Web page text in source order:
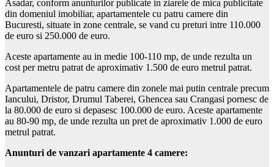
Asadar, conform anunturilor publicate in ziarele de mica publicitate
din domeniul imobiliar, apartamentele cu patru camere din
Bucuresti, situate in zone centrale, se vand cu preturi intre 110.000
de euro si 250.000 de euro.
Aceste apartamente au in medie 100-110 mp, de unde rezulta un
cost per metru patrat de aproximativ 1.500 de euro metrul patrat.
Apartamentele de patru camere din zonele mai putin centrale precum
Iancului, Dristor, Drumul Taberei, Ghencea sau Crangasi pornesc de
la 80.000 de euro si depasesc 100.000 de euro. Aceste apartamente
au 80-90 mp, de unde rezulta un pret de aproximativ 1.000 de euro
metrul patrat.
Anunturi de vanzari apartamente 4 camere: